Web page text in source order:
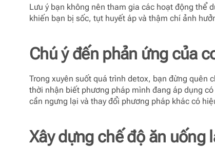
Lưu ý bạn không nên tham gia các hoạt động thể
khiến bạn bị sốc, tụt huyết áp và thậm chí ảnh
Chú ý đến phản ứng của
Trong xuyên suốt quá trình detox, bạn đừng quên
thời nhận biết phương pháp mình đang áp dụng
cần ngưng lại và thay đổi phương pháp khác có
Xây dựng chế độ ăn uống